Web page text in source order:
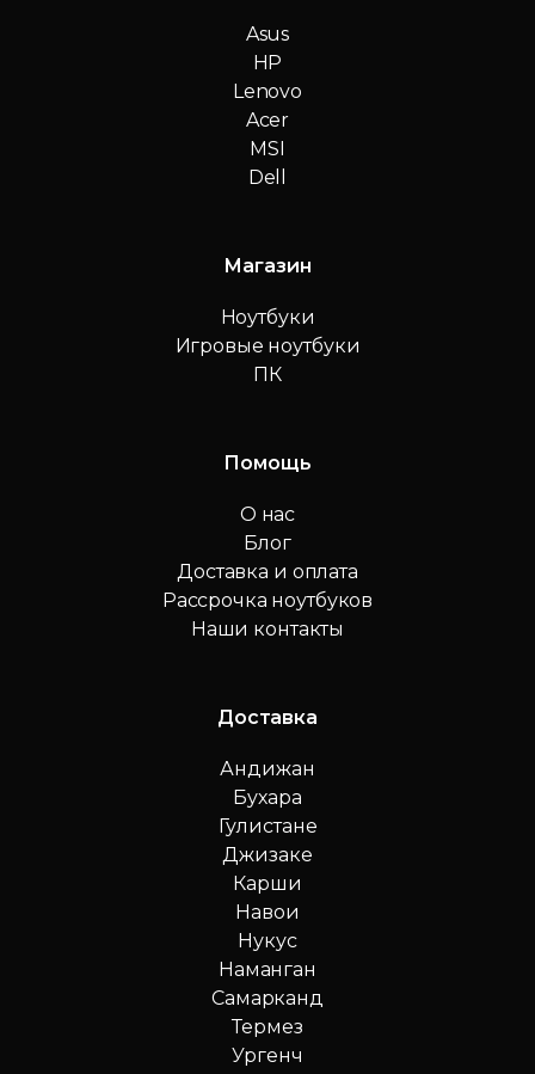
Asus
HP
Lenovo
Acer
MSI
Dell
Магазин
Ноутбуки
Игровые ноутбуки
ПК
Помощь
О нас
Блог
Доставка и оплата
Рассрочка ноутбуков
Наши контакты
Доставка
Андижан
Бухара
Гулистане
Джизаке
Карши
Навои
Нукус
Наманган
Самарканд
Термез
Ургенч